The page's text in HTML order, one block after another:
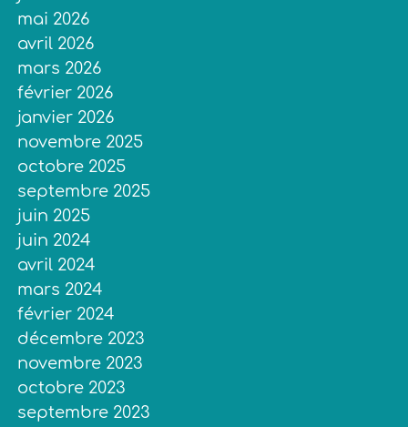
mai 2026
avril 2026
mars 2026
février 2026
janvier 2026
novembre 2025
octobre 2025
septembre 2025
juin 2025
juin 2024
avril 2024
mars 2024
février 2024
décembre 2023
novembre 2023
octobre 2023
septembre 2023